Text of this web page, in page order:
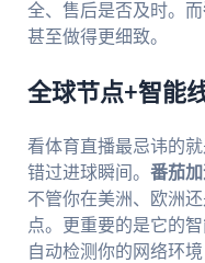
全、售后是否及时。而
甚至做得更细致。
全球节点+智能
看体育直播最忌讳的
错过进球瞬间。 番茄
不管你在美洲、欧洲
点。更重要的是它的
自动检测你的网络环